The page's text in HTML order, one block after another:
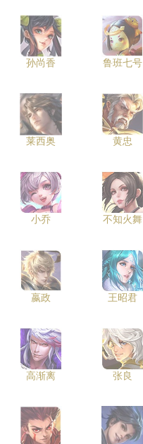
孙尚香 鲁班七号
莱西奥 黄忠
小乔 不知火舞
嬴政 王昭君
高渐离 张良